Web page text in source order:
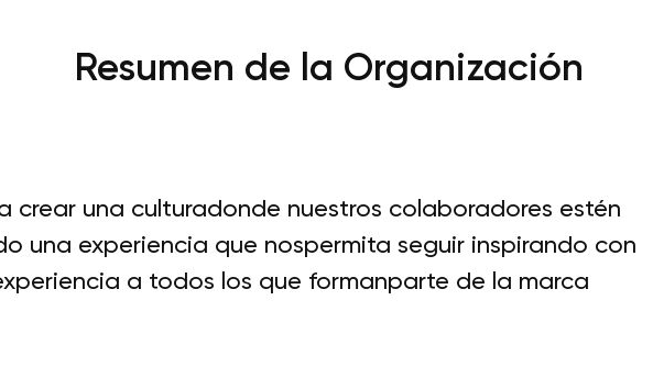
Resumen de la Organización
crear una culturadonde nuestros colaboradores estén
una experiencia que nospermita seguir inspirando con
a todos los que formanparte de la marca